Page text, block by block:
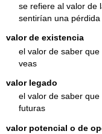
se refiere al valor de
sentirían una
valor de existencia
el valor de saber
veas
valor legado
el valor de saber
futuras
valor potencial o de